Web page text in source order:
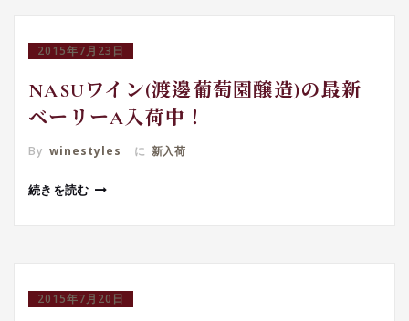
2015年7月23日
NASUワイン(渡邊葡萄園醸造)の最新
ベーリーA入荷中！
By winestyles に 新入荷
続きを読む
2015年7月20日